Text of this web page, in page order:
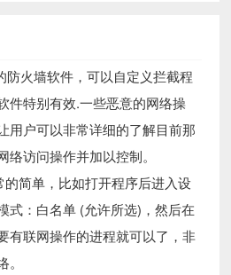
防火墙软件，可以自定义拦截程
件特别有效.一些恶意的网络操
用户可以非常详细的了解目前那
访问操作并加以控制。
简单，比如打开程序后进入设
式：白名单 (允许所选)，然后在
有联网操作的进程就可以了，非